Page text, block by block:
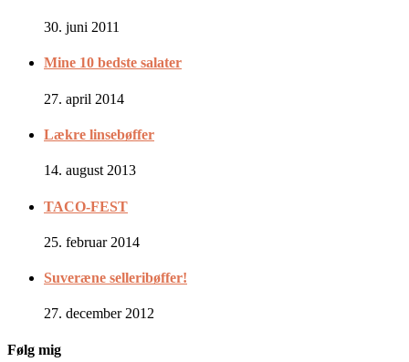
30. juni 2011
Mine 10 bedste salater
27. april 2014
Lækre linsebøffer
14. august 2013
TACO-FEST
25. februar 2014
Suveræne selleribøffer!
27. december 2012
Følg mig